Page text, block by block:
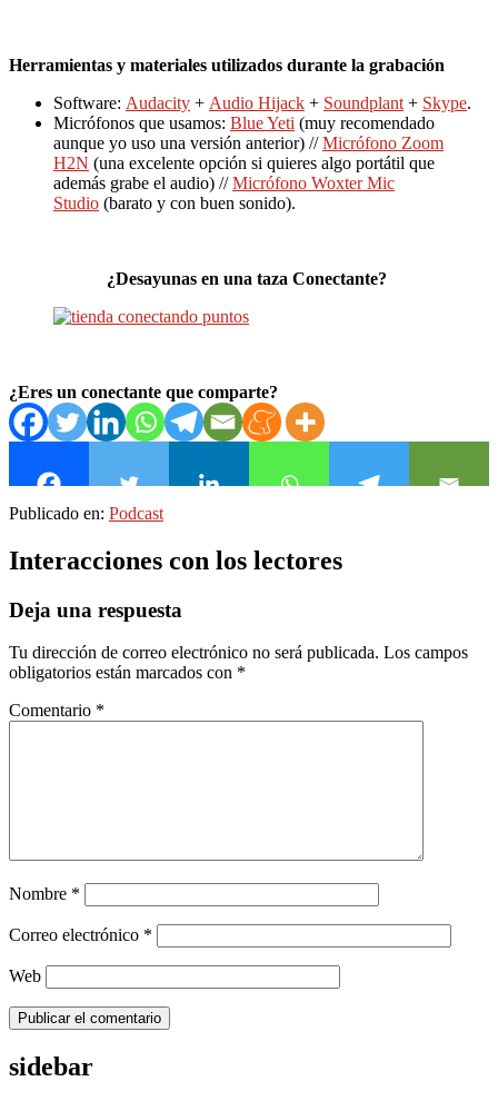
Herramientas y materiales utilizados durante la grabación
Software: Audacity + Audio Hijack + Soundplant + Skype.
Micrófonos que usamos: Blue Yeti (muy recomendado
aunque yo uso una versión anterior) //Micrófono Zoom
H2N (una excelente opción si quieres algo portátil que
además grabe el audio) //Micrófono Woxter Mic
Studio (barato y con buen sonido).
¿Desayunas en una taza Conectante?
¿Eres un conectante que comparte?
Publicado en: Podcast
Interacciones con los lectores
Deja una respuesta
Tu dirección de correo electrónico no será publicada. Los campos
obligatorios están marcados con *
Comentario *
Nombre *
Correo electrónico *
Web
sidebar